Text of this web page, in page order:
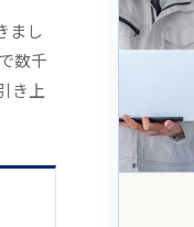
まし
数千
き上